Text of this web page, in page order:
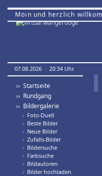
Moin und herzlich
07.08.2026 · 20:34 Uhr.
›› Startseite
›› Rundgang
›› Bildergalerie
› Foto-Duell
› Beste Bilder
› Neue Bilder
› Zufalls-Bilder
› Bildersuche
› Farbsuche
› Bildautoren
› Bilder hochladen